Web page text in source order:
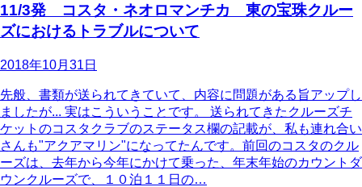
11/3発 コスタ・ネオロマンチカ 東の宝珠クルー
ズにおけるトラブルについて
2018年10月31日
先般、書類が送られてきていて、内容に問題がある旨アップし
ましたが... 実はこういうことです。 送られてきたクルーズチ
ケットのコスタクラブのステータス欄の記載が、私も連れ合い
さんも"アクアマリン"になってたんです。前回のコスタのクル
ーズは、去年から今年にかけて乗った、年末年始のカウントダ
ウンクルーズで、１０泊１１日の…